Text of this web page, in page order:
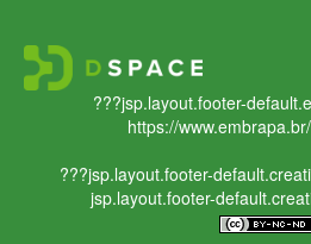
???jsp.layout.footer-
https://
???jsp.layout.footer-
jsp.layout.footer-